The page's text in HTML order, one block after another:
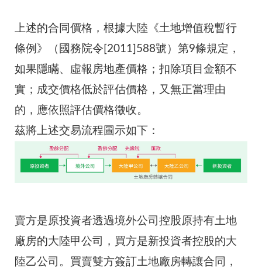
上述的合同價格，根據大陸《土地增值稅暫行
條例》（國務院令[2011]588號）第9條規定，
如果隱瞞、虛報房地產價格；扣除項目金額不
實；成交價格低於評估價格，又無正當理由
的，應依照評估價格徵收。
茲將上述交易流程圖示如下：
賣方是原投資者透過境外公司控股原持有土地
廠房的大陸甲公司，買方是新投資者控股的大
陸乙公司。買賣雙方簽訂土地廠房轉讓合同，